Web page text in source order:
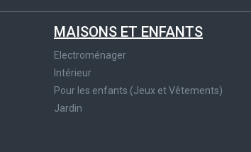
MAISONS ET ENFANTS
Electroménager
Intérieur
Pour les enfants (Jeux et Vêtements)
Jardin